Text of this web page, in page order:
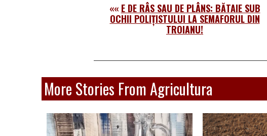
«« E DE RÂS SAU DE PLÂNS: BĂTAIE SUB
OCHII POLIȚISTULUI LA SEMAFORUL DIN
TROIANU!
More Stories From Agricultura